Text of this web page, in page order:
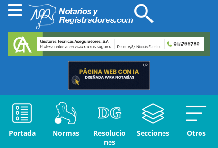
Portada Normas
Resolucio
nes
Secciones Otros